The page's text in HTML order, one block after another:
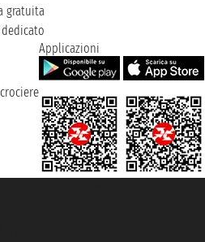
gratuita
Applicazioni